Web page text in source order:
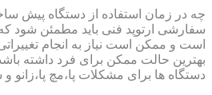
چه در زمان استفاده از دستگاه پیش
سفارشی ارتوپد فنی باید مطمئن شود
است و ممکن است نیاز به انجام
بهترین حالت ممکن برای فرد داشته
دستگاه ها برای مشکلات پا،مچ